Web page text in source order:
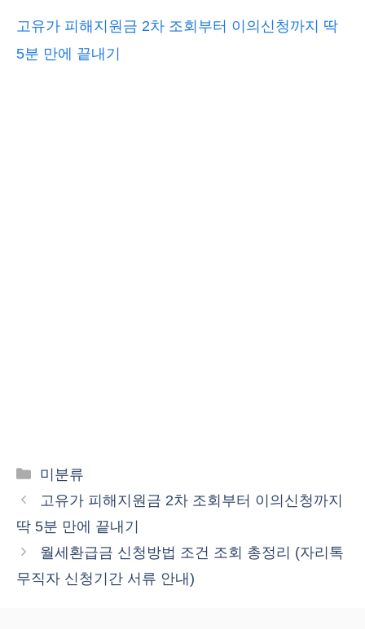
고유가 피해지원금 2차 조회부터 이의신청까지 딱
5분 만에 끝내기
카
테
리
미분류
고유가 피해지원금 2차 조회부터 이의신청까지
딱 5분 만에 끝내기
월세환급금 신청방법 조건 조회 총정리 (자리톡
무직자 신청기간 서류 안내)